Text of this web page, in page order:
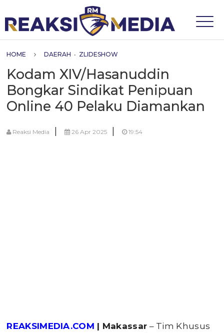
HOME DAERAH • ZLIDESHOW
Kodam XIV/Hasanuddin
Bongkar Sindikat Penipuan
Online 40 Pelaku Diamankan
Reaksi Media | 26 Apr 2025 | 19:54
REAKSIMEDIA.COM | Makassar – Tim Khusus